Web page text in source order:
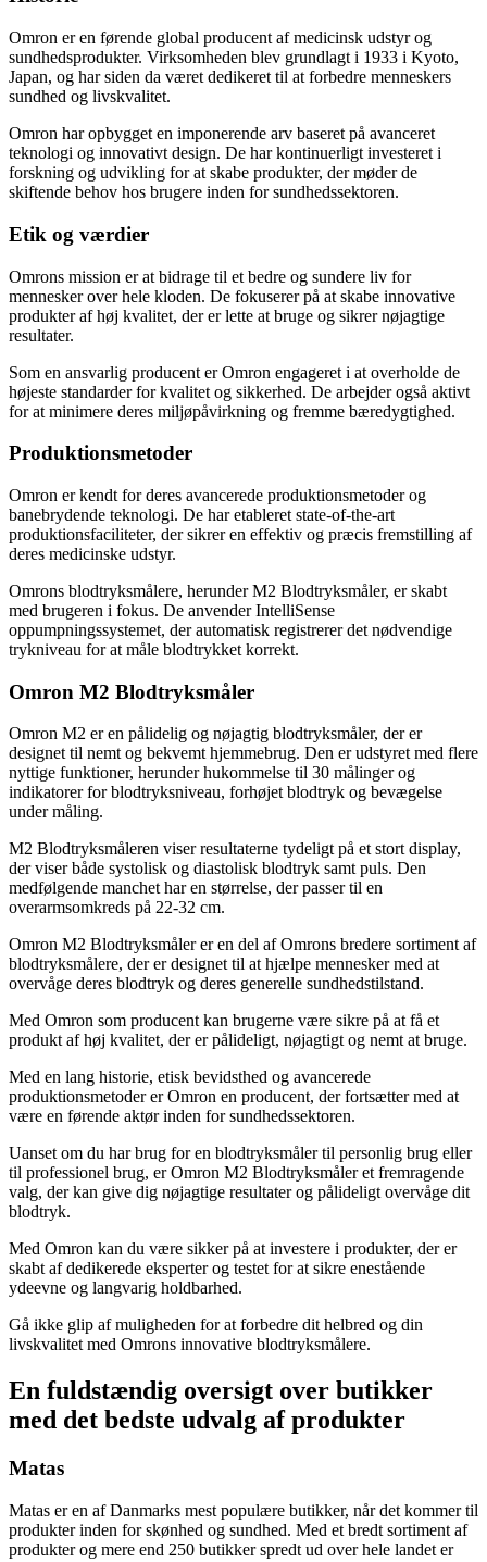
Omron er en førende global producent af medicinsk udstyr og
sundhedsprodukter. Virksomheden blev grundlagt i 1933 i Kyoto,
Japan, og har siden da været dedikeret til at forbedre menneskers
sundhed og livskvalitet.
Omron har opbygget en imponerende arv baseret på avanceret
teknologi og innovativt design. De har kontinuerligt investeret i
forskning og udvikling for at skabe produkter, der møder de
skiftende behov hos brugere inden for sundhedssektoren.
Etik og værdier
Omrons mission er at bidrage til et bedre og sundere liv for
mennesker over hele kloden. De fokuserer på at skabe innovative
produkter af høj kvalitet, der er lette at bruge og sikrer nøjagtige
resultater.
Som en ansvarlig producent er Omron engageret i at overholde de
højeste standarder for kvalitet og sikkerhed. De arbejder også aktivt
for at minimere deres miljøpåvirkning og fremme bæredygtighed.
Produktionsmetoder
Omron er kendt for deres avancerede produktionsmetoder og
banebrydende teknologi. De har etableret state-of-the-art
produktionsfaciliteter, der sikrer en effektiv og præcis fremstilling af
deres medicinske udstyr.
Omrons blodtryksmålere, herunder M2 Blodtryksmåler, er skabt
med brugeren i fokus. De anvender IntelliSense
oppumpningssystemet, der automatisk registrerer det nødvendige
trykniveau for at måle blodtrykket korrekt.
Omron M2 Blodtryksmåler
Omron M2 er en pålidelig og nøjagtig blodtryksmåler, der er
designet til nemt og bekvemt hjemmebrug. Den er udstyret med flere
nyttige funktioner, herunder hukommelse til 30 målinger og
indikatorer for blodtryksniveau, forhøjet blodtryk og bevægelse
under måling.
M2 Blodtryksmåleren viser resultaterne tydeligt på et stort display,
der viser både systolisk og diastolisk blodtryk samt puls. Den
medfølgende manchet har en størrelse, der passer til en
overarmsomkreds på 22-32 cm.
Omron M2 Blodtryksmåler er en del af Omrons bredere sortiment af
blodtryksmålere, der er designet til at hjælpe mennesker med at
overvåge deres blodtryk og deres generelle sundhedstilstand.
Med Omron som producent kan brugerne være sikre på at få et
produkt af høj kvalitet, der er pålideligt, nøjagtigt og nemt at bruge.
Med en lang historie, etisk bevidsthed og avancerede
produktionsmetoder er Omron en producent, der fortsætter med at
være en førende aktør inden for sundhedssektoren.
Uanset om du har brug for en blodtryksmåler til personlig brug eller
til professionel brug, er Omron M2 Blodtryksmåler et fremragende
valg, der kan give dig nøjagtige resultater og pålideligt overvåge dit
blodtryk.
Med Omron kan du være sikker på at investere i produkter, der er
skabt af dedikerede eksperter og testet for at sikre enestående
ydeevne og langvarig holdbarhed.
Gå ikke glip af muligheden for at forbedre dit helbred og din
livskvalitet med Omrons innovative blodtryksmålere.
En fuldstændig oversigt over butikker
med det bedste udvalg af produkter
Matas
Matas er en af Danmarks mest populære butikker, når det kommer til
produkter inden for skønhed og sundhed. Med et bredt sortiment af
produkter og mere end 250 butikker spredt ud over hele landet er